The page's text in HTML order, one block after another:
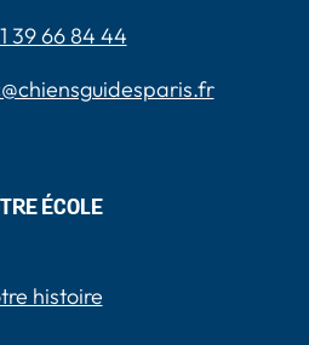
39 66 84 44
ÉCOLE
histoire